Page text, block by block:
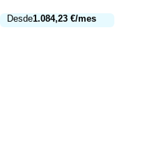
Desde1.084,23 €/mes